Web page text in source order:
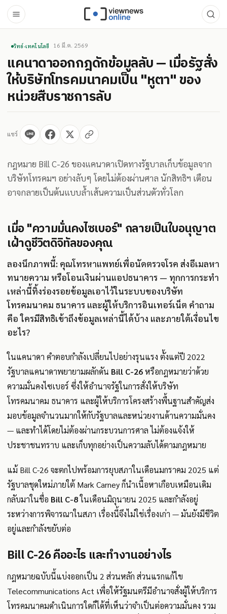
วิทย์-เทคโนโลยี 16 มี.ค. 2569
แคนาดาออกกฎดักข้อมูลลับ — เมื่อรัฐสั่ง
ให้บริษัทโทรคมนาคมเป็น "หูตา" ของ
หน่วยสืบราชการลับ
แชร์
กฎหมาย Bill C-26 ของแคนาดาเปิดทางรัฐบาลเก็บข้อมูลจาก
บริษัทโทรคมฯ อย่างลับๆ โดยไม่ต้องผ่านศาล นักสิทธิฯ เตือน
อาจกลายเป็นต้นแบบล้ำเส้นความเป็นส่วนตัวทั่วโลก
เมื่อ "ความมั่นคงไซเบอร์" กลายเป็นใบอนุญาต
เฝ้าดูชีวิตดิจิทัลของคุณ
ลองนึกภาพนี้: คุณโทรหาแพทย์เพื่อนัดตรวจโรค ส่งอีเมลหา
ทนายความ หรือโอนเงินผ่านแอปธนาคาร — ทุกการกระทำ
เหล่านี้ทิ้งร่องรอยข้อมูลเอาไว้ในระบบของบริษัท
โทรคมนาคม ธนาคาร และผู้ให้บริการอินเทอร์เน็ต คำถาม
คือ ใครมีสิทธิเข้าถึงข้อมูลเหล่านี้ได้บ้าง และภายใต้เงื่อนไข
อะไร?
ในแคนาดา คำตอบกำลังเปลี่ยนไปอย่างรุนแรง ตั้งแต่ปี 2022
รัฐบาลแคนาดาพยายามผลักดัน Bill C-26หรือกฎหมายว่าด้วย
ความมั่นคงไซเบอร์ ซึ่งให้อำนาจรัฐในการสั่งให้บริษัท
โทรคมนาคม ธนาคาร และผู้ให้บริการโครงสร้างพื้นฐานสำคัญส่ง
มอบข้อมูลจำนวนมากให้กับรัฐบาลและหน่วยงานด้านความมั่นคง
— และทำได้โดยไม่ต้องผ่านกระบวนการศาล ไม่ต้องแจ้งให้
ประชาชนทราบ และเก็บทุกอย่างเป็นความลับได้ตามกฎหมาย
แม้ Bill C-26 จะตกไปพร้อมการยุบสภาในเดือนมกราคม 2025 แต่
รัฐบาลชุดใหม่ภายใต้ Mark Carney ก็นำเนื้อหาเกือบเหมือนเดิม
กลับมาในชื่อ Bill C-8ในเดือนมิถุนายน 2025 และกำลังอยู่
ระหว่างการพิจารณาในสภา เรื่องนี้จึงไม่ใช่เรื่องเก่า — มันยังมีชีวิต
อยู่และกำลังขยับต่อ
Bill C-26 คืออะไร และทำงานอย่างไร
กฎหมายฉบับนี้แบ่งออกเป็น 2 ส่วนหลัก ส่วนแรกแก้ไข
Telecommunications Act เพื่อให้รัฐมนตรีมีอำนาจสั่งผู้ให้บริการ
โทรคมนาคมดำเนินการใดก็ได้ที่เห็นว่าจำเป็นต่อความมั่นคง รวม